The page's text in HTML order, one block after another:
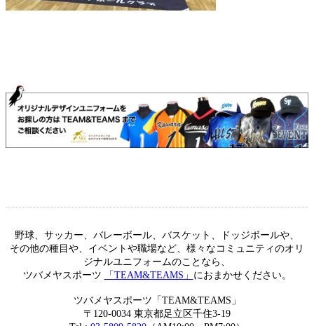
野球、サッカー、バレーボール、バスケット、ドッジボールや、
その他の種目や、イベントや職場など、様々なコミュニティのオリ
ジナルユニフォームのことなら、
ツバメヤスポーツ
「TEAM&TEAMS」 におまかせください。
ツバメヤスポーツ「TEAM&TEAMS」
〒120-0034 東京都足立区千住3-19